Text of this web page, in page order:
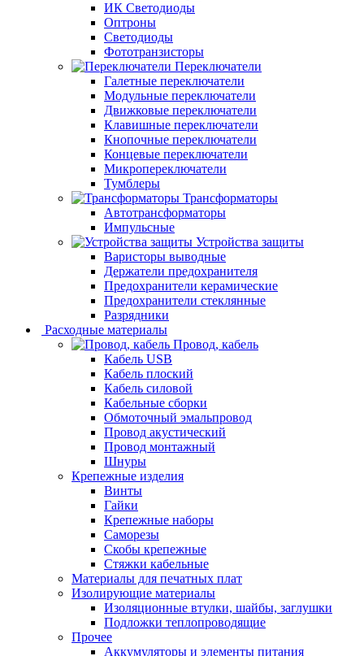
ИК Светодиоды
Оптроны
Светодиоды
Фототранзисторы
Переключатели
Галетные переключатели
Модульные переключатели
Движковые переключатели
Клавишные переключатели
Кнопочные переключатели
Концевые переключатели
Микропереключатели
Тумблеры
Трансформаторы
Автотрансформаторы
Импульсные
Устройства защиты
Варисторы выводные
Держатели предохранителя
Предохранители керамические
Предохранители стеклянные
Разрядники
Расходные материалы
Провод, кабель
Кабель USB
Кабель плоский
Кабель силовой
Кабельные сборки
Обмоточный эмальпровод
Провод акустический
Провод монтажный
Шнуры
Крепежные изделия
Винты
Гайки
Крепежные наборы
Саморезы
Скобы крепежные
Стяжки кабельные
Материалы для печатных плат
Изолирующие материалы
Изоляционные втулки, шайбы, заглушки
Подложки теплопроводящие
Прочее
Аккумуляторы и элементы питания